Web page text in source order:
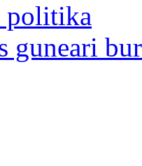
politika
guneari